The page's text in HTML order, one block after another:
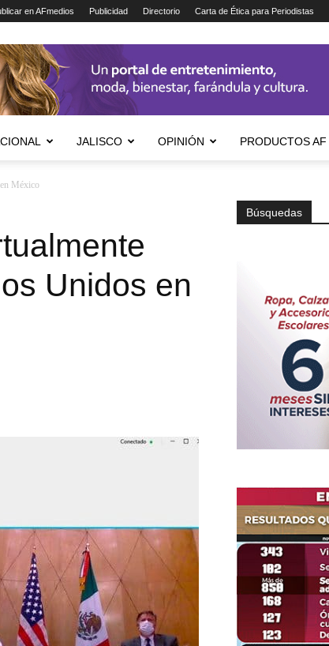
en AFmedios Publicidad Directorio Carta de Ética para Periodistas
JALISCO OPINIÓN PRODUCTOS AF
México
Unidos en
Búsquedas